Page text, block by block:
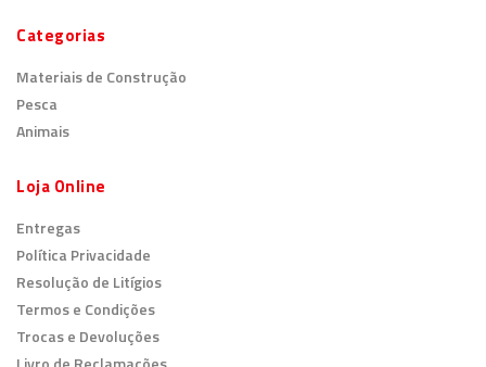
Categorias
Materiais de Construção
Pesca
Animais
Loja Online
Entregas
Política Privacidade
Resolução de Litígios
Termos e Condições
Trocas e Devoluções